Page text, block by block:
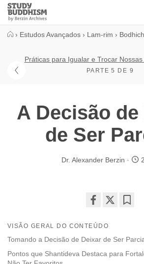
Close
Study
Buddhism
› Estudos Avançados › Lam-rim ›
Práticas para Igualar e Trocar
PARTE 5 DE 9
A Decisão
de Ser
Dr. Alexander Berzin
on
facebook
VISÃO GERAL DO CONTEÚDO
Tomando a Decisão de Deixar de Ser
Pontos que Shantideva Destaca para